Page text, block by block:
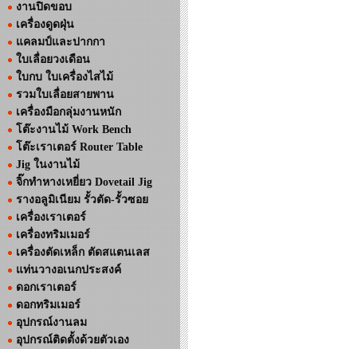
งานปิดขอบ
เครื่องดูดฝุ่น
แคลมป์และปากกา
ใบเลื่อยวงเดือน
ใบกบ ใบเครื่องไสไม้
รวมใบเลื่อยสายพาน
เครื่องมือกลุ่มงานหนัก
โต๊ะงานไม้ Work Bench
โต๊ะเราเตอร์ Router Table
Jig ในงานไม้
จิ๊กทำหางเหยี่ยว Dovetail Jig
รางอลูมิเนียม รั้วตัด-รั้วซอย
เครื่องเราเตอร์
เครื่องทริมเมอร์
เครื่องตัดเหล็ก ตัดสแตนเลส
แท่นวางอเนกประสงค์
ดอกเราเตอร์
ดอกทริมเมอร์
อุปกรณ์งานลม
อุปกรณ์ติดตั้งด้วยตัวเอง